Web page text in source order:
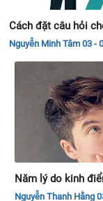
Năm lý do kinh
Nguyễn Thanh Hằng